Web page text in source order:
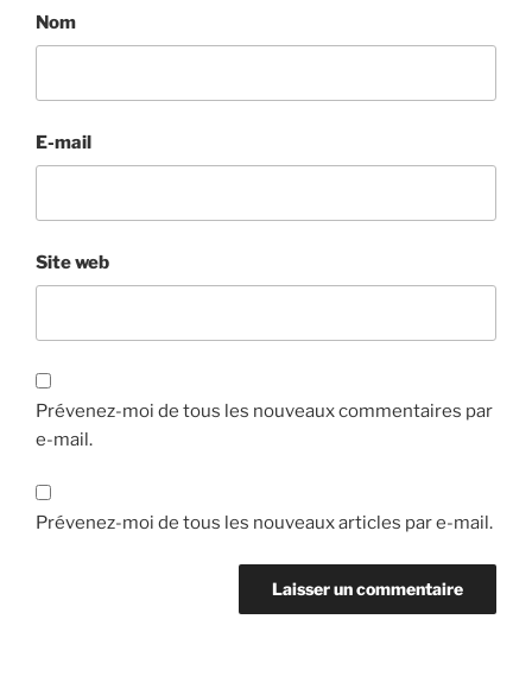
Nom
E-mail
Site web
Prévenez-moi de tous les nouveaux commentaires par
e-mail.
Prévenez-moi de tous les nouveaux articles par e-mail.